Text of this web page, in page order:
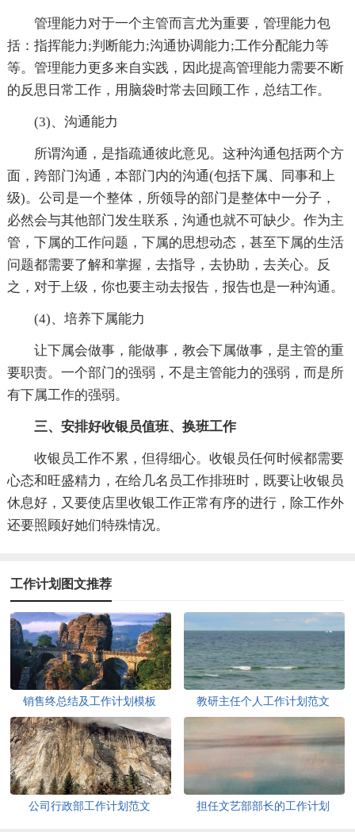
管理能力对于一个主管而言尤为重要，管理能力包
括：指挥能力;判断能力;沟通协调能力;工作分配能力等
等。管理能力更多来自实践，因此提高管理能力需要不断
的反思日常工作，用脑袋时常去回顾工作，总结工作。
(3)、沟通能力
所谓沟通，是指疏通彼此意见。这种沟通包括两个方
面，跨部门沟通，本部门内的沟通(包括下属、同事和上
级)。公司是一个整体，所领导的部门是整体中一分子，
必然会与其他部门发生联系，沟通也就不可缺少。作为主
管，下属的工作问题，下属的思想动态，甚至下属的生活
问题都需要了解和掌握，去指导，去协助，去关心。反
之，对于上级，你也要主动去报告，报告也是一种沟通。
(4)、培养下属能力
让下属会做事，能做事，教会下属做事，是主管的重
要职责。一个部门的强弱，不是主管能力的强弱，而是所
有下属工作的强弱。
三、安排好收银员值班、换班工作
收银员工作不累，但得细心。收银员任何时候都需要
心态和旺盛精力，在给几名员工作排班时，既要让收银员
休息好，又要使店里收银工作正常有序的进行，除工作外
还要照顾好她们特殊情况。
工作计划图文推荐
销售终总结及工作计划模板 教研主任个人工作计划范文
公司行政部工作计划范文 担任文艺部部长的工作计划